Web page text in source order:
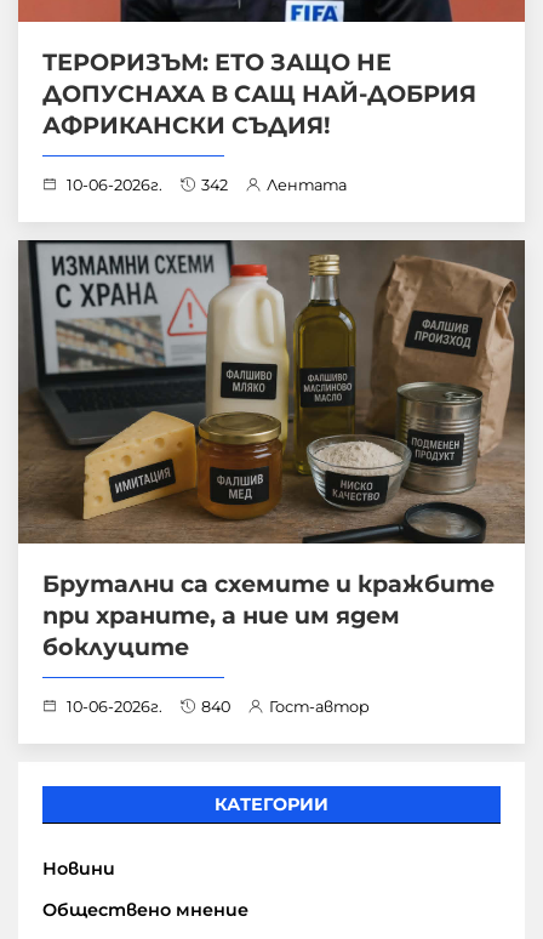
ТЕРОРИЗЪМ: ЕТО ЗАЩО НЕ
ДОПУСНАХА В САЩ НАЙ-ДОБРИЯ
АФРИКАНСКИ СЪДИЯ!
10-06-2026г. 342 Лентата
Брутални са схемите и кражбите
при храните, а ние им ядем
боклуците
10-06-2026г. 840 Гост-автор
КАТЕГОРИИ
Новини
Обществено мнение